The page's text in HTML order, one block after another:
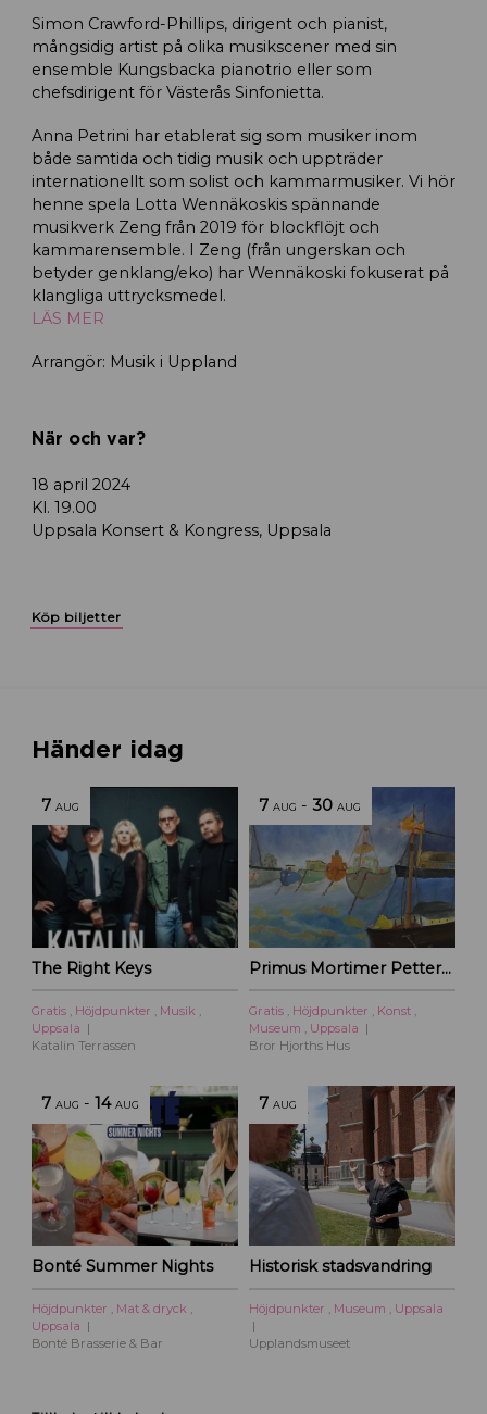
Simon Crawford-Phillips, dirigent och pianist,
mångsidig artist på olika musikscener med sin
ensemble Kungsbacka pianotrio eller som
chefsdirigent för Västerås Sinfonietta.
Anna Petrini har etablerat sig som musiker inom
både samtida och tidig musik och uppträder
internationellt som solist och kammarmusiker. Vi hör
henne spela Lotta Wennäkoskis spännande
musikverk Zeng från 2019 för blockflöjt och
kammarensemble. I Zeng (från ungerskan och
betyder genklang/eko) har Wennäkoski fokuserat på
klangliga uttrycksmedel.
LÄS MER
Arrangör: Musik i Uppland
När och var?
18 april 2024
Kl. 19.00
Uppsala Konsert & Kongress, Uppsala
Köp biljetter
Händer idag
7 AUG
The Right Keys
Gratis Höjdpunkter Musik
Uppsala
Katalin Terrassen
7 AUG -30 AUG
Primus Mortimer Pettersson
Gratis Höjdpunkter Konst
Museum
Uppsala
Bror Hjorths Hus
7 AUG -14 AUG
Bonté Summer Nights
Höjdpunkter , Mat & dryck ,
Uppsala
Bonté Brasserie & Bar
7 AUG
Historisk stadsvandring
Höjdpunkter , Museum , Uppsala
Upplandsmuseet